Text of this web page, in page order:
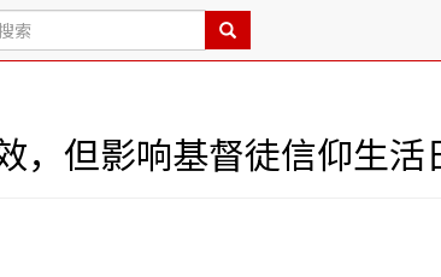
，但影响基督徒信仰生活